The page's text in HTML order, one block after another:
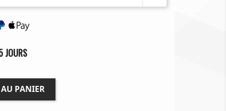
JOURS
PANIER